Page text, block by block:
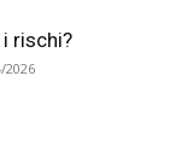
rischi?
2026